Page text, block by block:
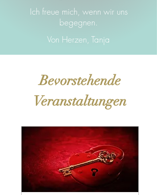
Ich freue mich, wenn wir uns
begegnen.
Von Herzen, Tanja
Bevorstehende
Veranstaltungen